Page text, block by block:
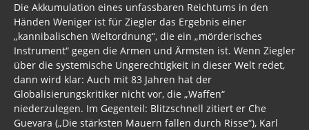
Trump, Putin, Xi, der falsche Franziskus
»Lolita Express« Jeffrey Epstein
Jason Mason
1. Weltkrieg
Kulturrevolution
Die Akkumulation eines unfassbaren Reichtums in den
Händen Weniger ist für Ziegler das Ergebnis einer
„kannibalischen Weltordnung“, die ein „mörderisches
Instrument“ gegen die Armen und Ärmsten ist. Wenn Ziegler
über die systemische Ungerechtigkeit in dieser Welt redet,
dann wird klar: Auch mit 83 Jahren hat der
Globalisierungskritiker nicht vor, die „Waffen“
niederzulegen. Im Gegenteil: Blitzschnell zitiert er Che
Guevara („Die stärksten Mauern fallen durch Risse“), Karl